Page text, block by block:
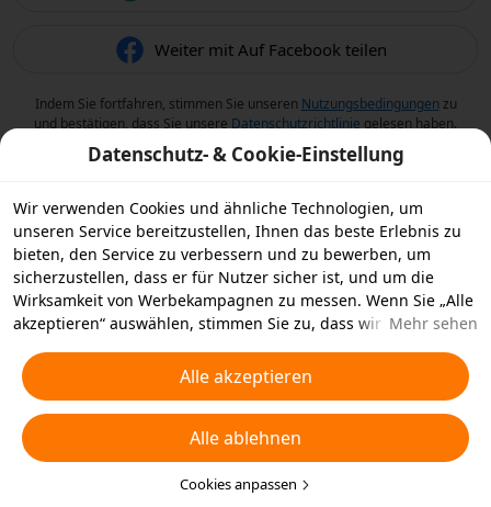
Weiter mit Auf Facebook teilen
Indem Sie fortfahren, stimmen Sie unseren Nutzungsbedingungen zu
und bestätigen, dass Sie unsere Datenschutzrichtlinie gelesen haben.
Datenschutz- & Cookie-Einstellung
Wir verwenden Cookies und ähnliche Technologien, um
unseren Service bereitzustellen, Ihnen das beste Erlebnis zu
bieten, den Service zu verbessern und zu bewerben, um
sicherzustellen, dass er für Nutzer sicher ist, und um die
Wirksamkeit von Werbekampagnen zu messen. Wenn Sie „Alle
akzeptieren“ auswählen, stimmen Sie zu, dass wir und die
ähnliche Technologien für Werbezwecke auf Ihrem Gerät
speichern. Alternativ können Sie auch über „Alle ablehnen“
nicht notwendige Cookies ablehnen oder auswählen, welche
Arten von Cookies Sie akzeptieren oder deaktivieren möchten,
indem Sie unten oder jederzeit in Ihren
Datenschutzeinstellungen auf „Cookies anpassen“ klicken.
Mehr sehen
Alle akzeptieren
Alle ablehnen
Cookies anpassen